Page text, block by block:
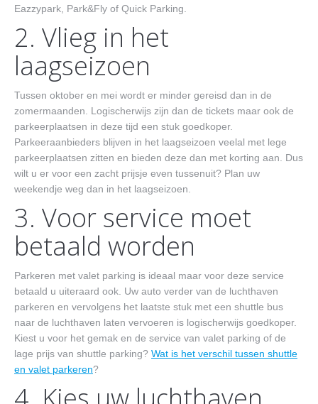
Eazzypark, Park&Fly of Quick Parking.
2. Vlieg in het
laagseizoen
Tussen oktober en mei wordt er minder gereisd dan in de
zomermaanden. Logischerwijs zijn dan de tickets maar ook de
parkeerplaatsen in deze tijd een stuk goedkoper.
Parkeeraanbieders blijven in het laagseizoen veelal met lege
parkeerplaatsen zitten en bieden deze dan met korting aan. Dus
wilt u er voor een zacht prijsje even tussenuit? Plan uw
weekendje weg dan in het laagseizoen.
3. Voor service moet
betaald worden
Parkeren met valet parking is ideaal maar voor deze service
betaald u uiteraard ook. Uw auto verder van de luchthaven
parkeren en vervolgens het laatste stuk met een shuttle bus
naar de luchthaven laten vervoeren is logischerwijs goedkoper.
Kiest u voor het gemak en de service van valet parking of de
lage prijs van shuttle parking? Wat is het verschil tussen shuttle
en valet parkeren?